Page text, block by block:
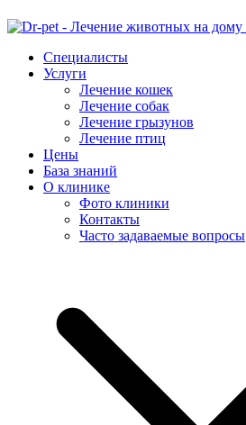
Специалисты
Услуги
Лечение кошек
Лечение собак
Лечение грызунов
Лечение птиц
Цены
База знаний
О клинике
Фото клиники
Контакты
Часто задаваемые вопросы